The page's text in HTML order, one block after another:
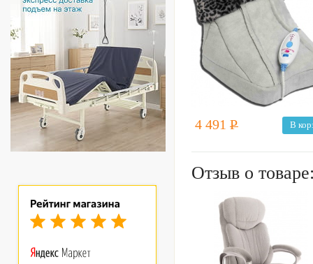
4 491 Р В
Отзыв о